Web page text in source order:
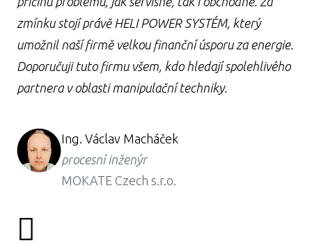
zmínku stojí právě HELI POWER SYSTÉM, který
umožnil naší firmě velkou finanční úsporu za energie.
Doporučuji tuto firmu všem, kdo hledají spolehlivého
partnera v oblasti manipulační techniky.
Ing. Václav Macháček
procesní inženýr
MOKATE Czech s.r.o.